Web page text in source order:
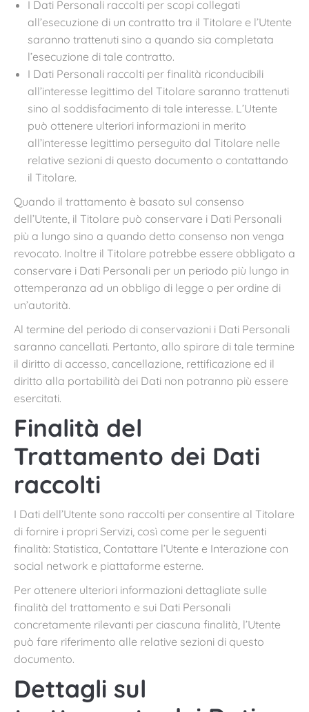
I Dati Personali raccolti per scopi collegati
all’esecuzione di un contratto tra il Titolare e l’Utente
saranno trattenuti sino a quando sia completata
l’esecuzione di tale contratto.
I Dati Personali raccolti per finalità riconducibili
all’interesse legittimo del Titolare saranno trattenuti
sino al soddisfacimento di tale interesse. L’Utente
può ottenere ulteriori informazioni in merito
all’interesse legittimo perseguito dal Titolare nelle
relative sezioni di questo documento o contattando
il Titolare.
Quando il trattamento è basato sul consenso
dell’Utente, il Titolare può conservare i Dati Personali
più a lungo sino a quando detto consenso non venga
revocato. Inoltre il Titolare potrebbe essere obbligato a
conservare i Dati Personali per un periodo più lungo in
ottemperanza ad un obbligo di legge o per ordine di
un’autorità.
Al termine del periodo di conservazioni i Dati Personali
saranno cancellati. Pertanto, allo spirare di tale termine
il diritto di accesso, cancellazione, rettificazione ed il
diritto alla portabilità dei Dati non potranno più essere
esercitati.
Finalità del
Trattamento dei Dati
raccolti
I Dati dell’Utente sono raccolti per consentire al Titolare
di fornire i propri Servizi, così come per le seguenti
finalità: Statistica, Contattare l’Utente e Interazione con
social network e piattaforme esterne.
Per ottenere ulteriori informazioni dettagliate sulle
finalità del trattamento e sui Dati Personali
concretamente rilevanti per ciascuna finalità, l’Utente
può fare riferimento alle relative sezioni di questo
documento.
Dettagli sul